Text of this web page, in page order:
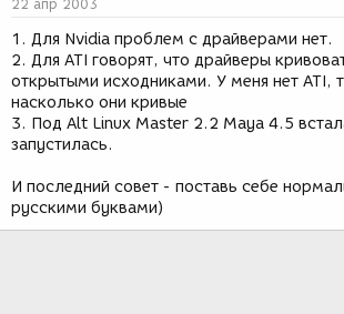
22 апр 2003
1. Для Nvidia проблем с драйверами нет.
2. Для ATI говорят, что драйверы
открытыми исходниками. У меня нет ATI,
насколько они кривые
3. Под Alt Linux Master 2.2 Maya 4.5
запустилась.
И последний совет - поставь себе
русскими буквами)